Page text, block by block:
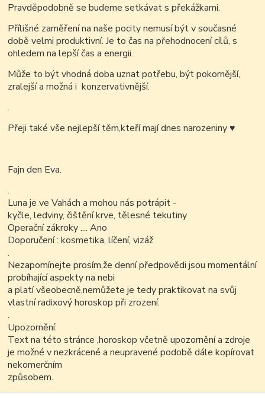
Pravděpodobně se budeme setkávat s překážkami.
Přílišné zaměření na naše pocity nemusí být v současné
době velmi produktivní. Je to čas na přehodnocení cílů, s
ohledem na lepší čas a energii.
Může to být vhodná doba uznat potřebu, být pokornější,
zralejší a možná i konzervativnější.
.
Přeji také vše nejlepší těm,kteří mají dnes narozeniny♥
Fajn den Eva.
.
Luna je ve Vahách a mohou nás potrápit -
kyčle, ledviny, čištění krve, tělesné tekutiny
Operační zákroky .... Ano
Doporučení : kosmetika, líčení, vizáž
.
Nezapomínejte prosím,že denní předpovědi jsou momentální
probíhající aspekty na nebi
a platí všeobecně,nemůžete je tedy praktikovat na svůj
vlastní radixový horoskop při zrození.
.
Upozornění:
Text na této stránce ,horoskop včetně upozornění a zdroje
je možné v nezkrácené a neupravené podobě dále kopírovat
nekomerčním
způsobem.